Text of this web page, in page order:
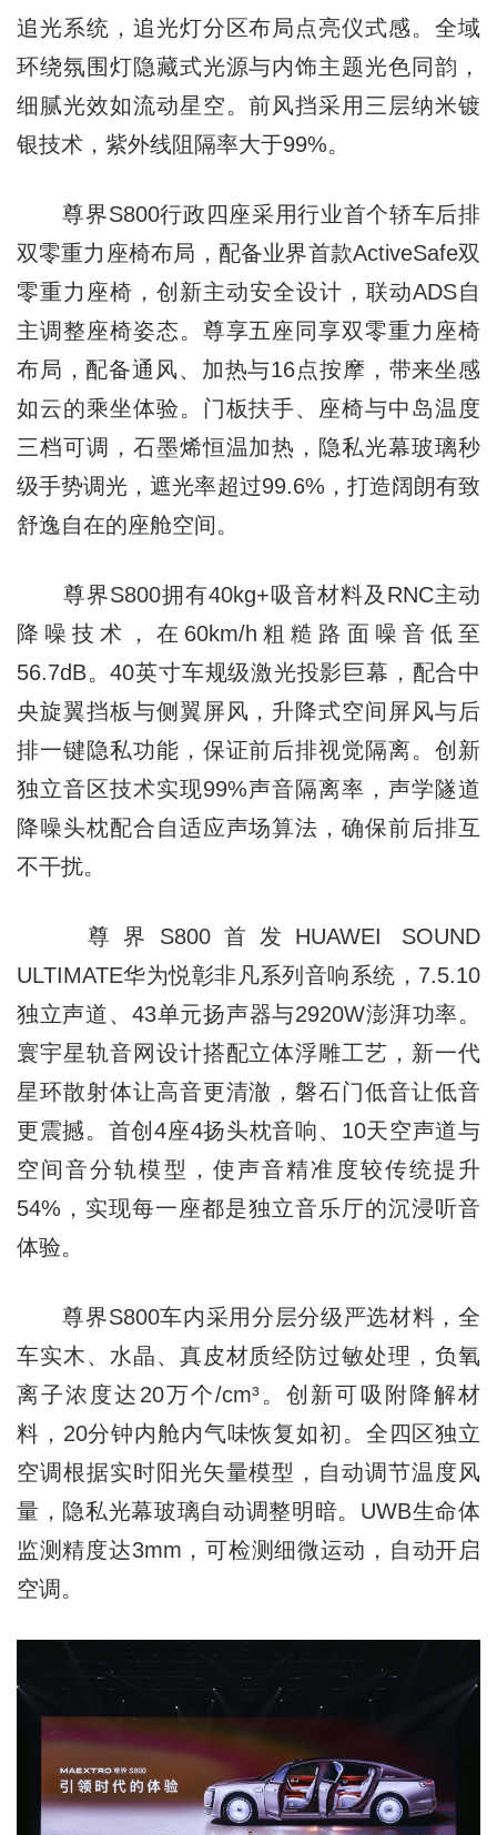
追光系统，追光灯分区布局点亮仪式感。全域
环绕氛围灯隐藏式光源与内饰主题光色同韵，
细腻光效如流动星空。前风挡采用三层纳米镀
银技术，紫外线阻隔率大于99%。
尊界S800行政四座采用行业首个轿车后排
双零重力座椅布局，配备业界首款ActiveSafe双
零重力座椅，创新主动安全设计，联动ADS自
主调整座椅姿态。尊享五座同享双零重力座椅
布局，配备通风、加热与16点按摩，带来坐感
如云的乘坐体验。门板扶手、座椅与中岛温度
三档可调，石墨烯恒温加热，隐私光幕玻璃秒
级手势调光，遮光率超过99.6%，打造阔朗有致
舒逸自在的座舱空间。
尊界S800拥有40kg+吸音材料及RNC主动
降噪技术，在60km/h粗糙路面噪音低至
56.7dB。40英寸车规级激光投影巨幕，配合中
央旋翼挡板与侧翼屏风，升降式空间屏风与后
排一键隐私功能，保证前后排视觉隔离。创新
独立音区技术实现99%声音隔离率，声学隧道
降噪头枕配合自适应声场算法，确保前后排互
不干扰。
尊界S800首发HUAWEI SOUND
ULTIMATE华为悦彰非凡系列音响系统，7.5.10
独立声道、43单元扬声器与2920W澎湃功率。
寰宇星轨音网设计搭配立体浮雕工艺，新一代
星环散射体让高音更清澈，磐石门低音让低音
更震撼。首创4座4扬头枕音响、10天空声道与
空间音分轨模型，使声音精准度较传统提升
54%，实现每一座都是独立音乐厅的沉浸听音
体验。
尊界S800车内采用分层分级严选材料，全
车实木、水晶、真皮材质经防过敏处理，负氧
离子浓度达20万个/cm³。创新可吸附降解材
料，20分钟内舱内气味恢复如初。全四区独立
空调根据实时阳光矢量模型，自动调节温度风
量，隐私光幕玻璃自动调整明暗。UWB生命体
监测精度达3mm，可检测细微运动，自动开启
空调。